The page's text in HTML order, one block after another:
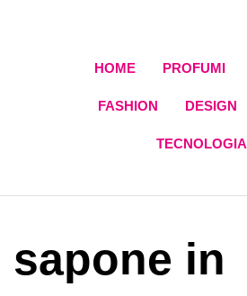
HOME PROFUMI
FASHION DESIGN
TECNOLOGIA
sapone in